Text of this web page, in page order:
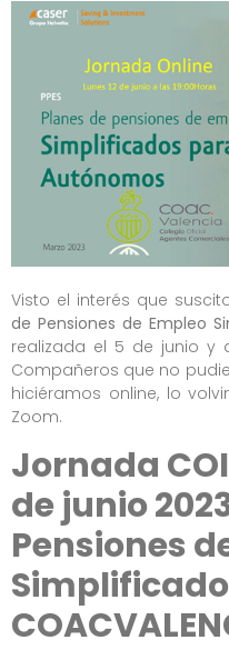
Visto el interés que
de Pensiones de Empleo
realizada el 5 de junio y
Compañeros que no
hiciéramos online, lo
Zoom.
Jornada
de junio
Pensiones
Simplificado